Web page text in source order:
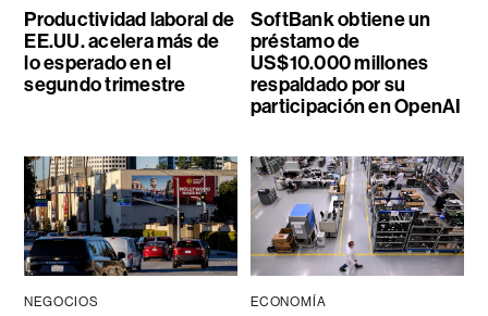
Productividad laboral de
EE.UU. acelera más de
lo esperado en el
segundo trimestre
SoftBank obtiene un
préstamo de
US$10.000 millones
respaldado por su
participación en OpenAI
NEGOCIOS ECONOMÍA